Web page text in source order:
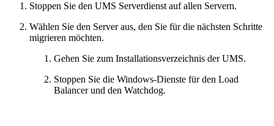
Stoppen Sie den UMS Serverdienst auf allen Servern.
Wählen Sie den Server aus, den Sie für die nächsten Schritte
migrieren möchten.
Gehen Sie zum Installationsverzeichnis der UMS.
Stoppen Sie die Windows-Dienste für den Load
Balancer und den Watchdog.